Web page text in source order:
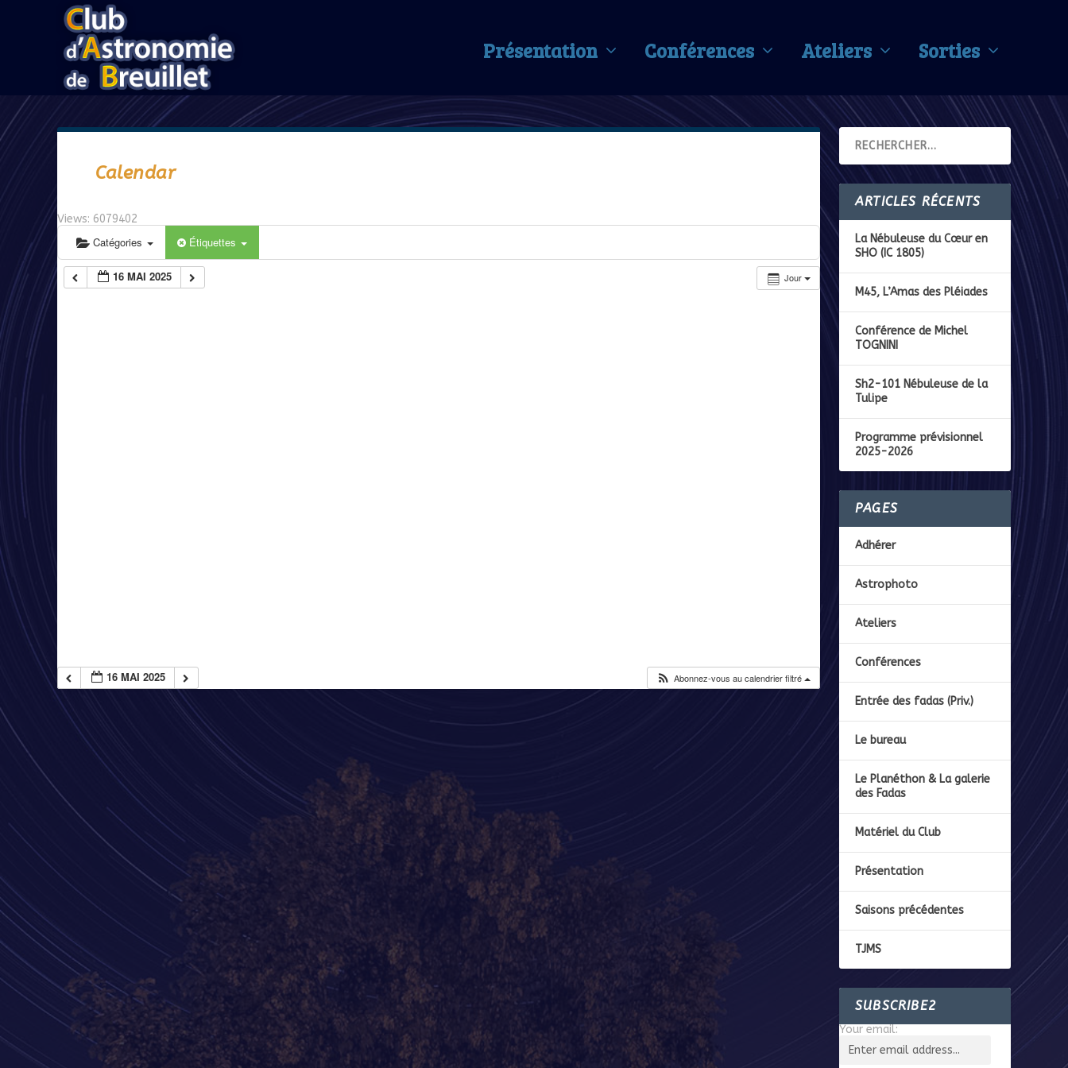
Présentation Conférences Ateliers Sorties
Calendar
Views: 6079402
Catégories Étiquettes
Jour
16 MAI 2025
16 MAI 2025 Abonnez-vous au calendrier filtré
ARTICLES RÉCENTS
La Nébuleuse du Cœur en
SHO (IC 1805)
M45, L’Amas des Pléiades
Conférence de Michel
TOGNINI
Sh2-101 Nébuleuse de la
Tulipe
Programme prévisionnel
2025-2026
PAGES
Adhérer
Astrophoto
Ateliers
Conférences
Entrée des fadas (Priv.)
Le bureau
Le Planéthon & La galerie
des Fadas
Matériel du Club
Présentation
Saisons précédentes
TJMS
SUBSCRIBE2
Your email: